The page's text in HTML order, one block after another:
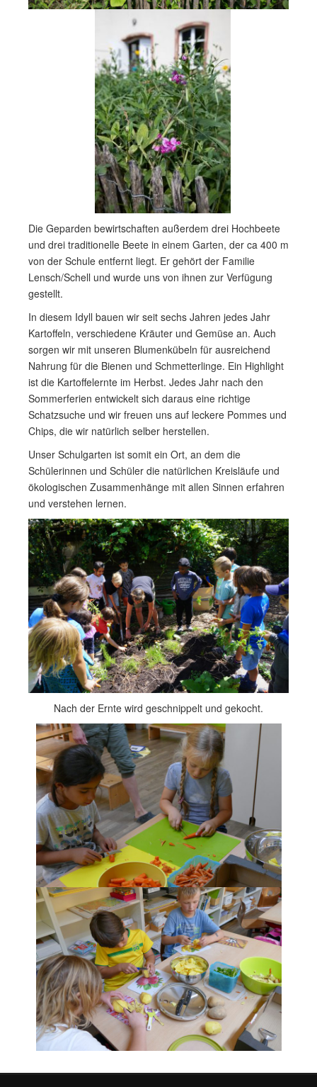
Die Geparden bewirtschaften außerdem drei Hochbeete
und drei traditionelle Beete in einem Garten, der ca 400 m
von der Schule entfernt liegt. Er gehört der Familie
Lensch/Schell und wurde uns von ihnen zur Verfügung
gestellt.
In diesem Idyll bauen wir seit sechs Jahren jedes Jahr
Kartoffeln, verschiedene Kräuter und Gemüse an. Auch
sorgen wir mit unseren Blumenkübeln für ausreichend
Nahrung für die Bienen und Schmetterlinge. Ein Highlight
ist die Kartoffelernte im Herbst. Jedes Jahr nach den
Sommerferien entwickelt sich daraus eine richtige
Schatzsuche und wir freuen uns auf leckere Pommes und
Chips, die wir natürlich selber herstellen.
Unser Schulgarten ist somit ein Ort, an dem die
Schülerinnen und Schüler die natürlichen Kreisläufe und
ökologischen Zusammenhänge mit allen Sinnen erfahren
und verstehen lernen.
Nach der Ernte wird geschnippelt und gekocht.